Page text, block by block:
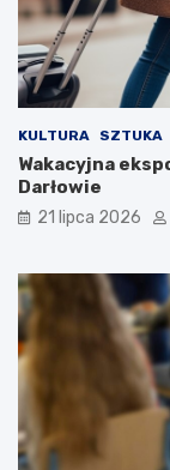
KULTURA SZTUKA
Wakacyjna
Darłowie
21 lipca 2026